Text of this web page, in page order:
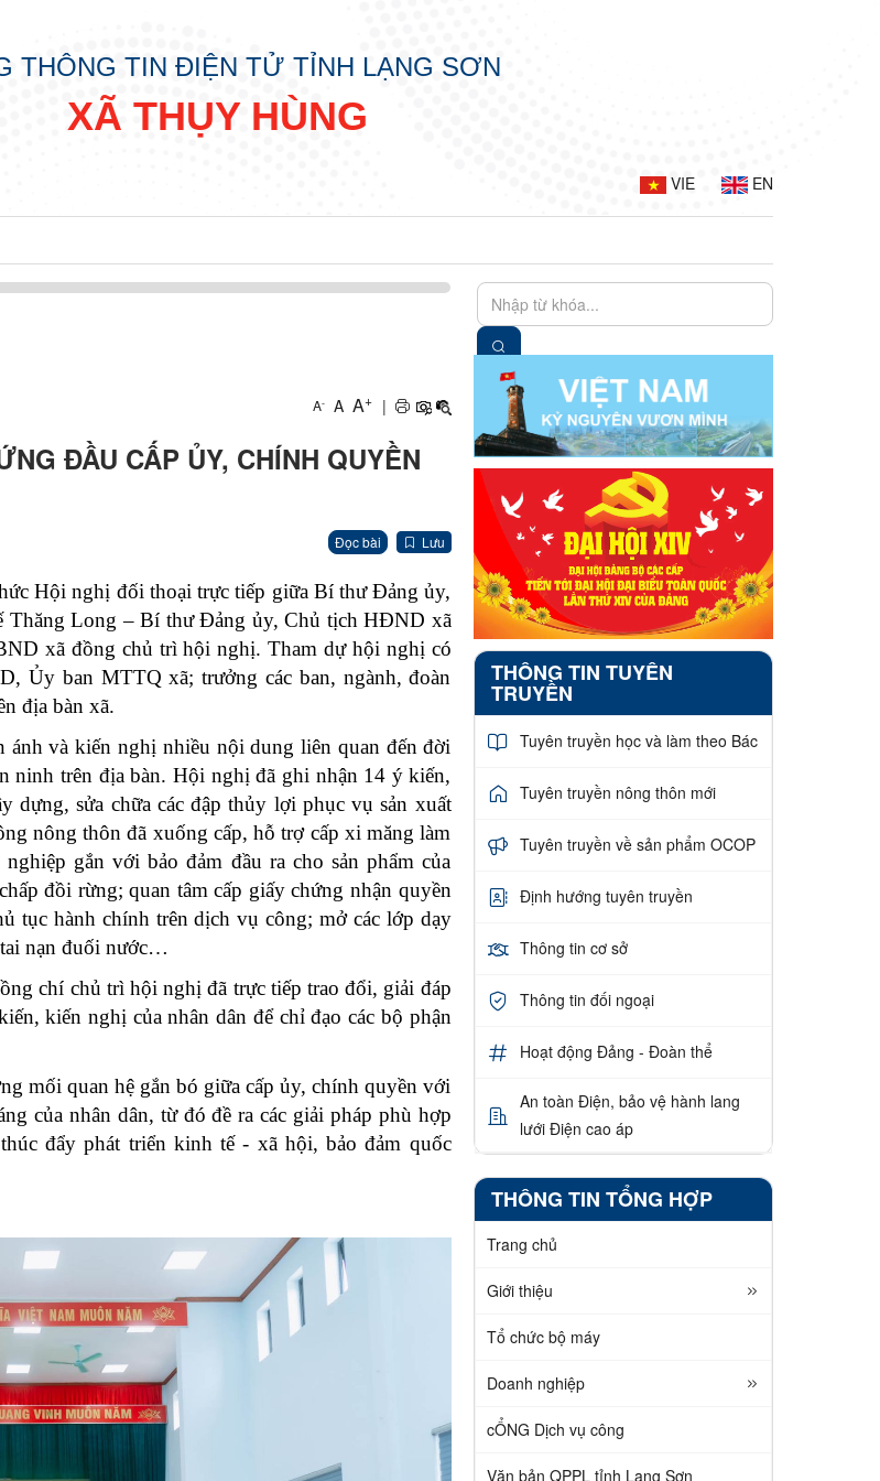
THÔNG TIN ĐIỆN TỬ TỈNH LẠNG SƠN
XÃ THỤY HÙNG
VIE EN
A- A A+ |
ĐẦU CẤP ỦY, CHÍNH QUYỀN
Đọc bài Lưu
Hội nghị đối thoại trực tiếp giữa Bí thư Đảng ủy,
Thăng Long – Bí thư Đảng ủy, Chủ tịch HĐND xã
xã đồng chủ trì hội nghị. Tham dự hội nghị có
Ủy ban MTTQ xã; trưởng các ban, ngành, đoàn
địa bàn xã.
và kiến nghị nhiều nội dung liên quan đến đời
ninh trên địa bàn. Hội nghị đã ghi nhận 14 ý kiến,
dựng, sửa chữa các đập thủy lợi phục vụ sản xuất
nông thôn đã xuống cấp, hỗ trợ cấp xi măng làm
gắn với bảo đảm đầu ra cho sản phẩm của
đồi rừng; quan tâm cấp giấy chứng nhận quyền
tục hành chính trên dịch vụ công; mở các lớp dạy
nạn đuối nước…
chí chủ trì hội nghị đã trực tiếp trao đổi, giải đáp
kiến nghị của nhân dân để chỉ đạo các bộ phận
mối quan hệ gắn bó giữa cấp ủy, chính quyền với
của nhân dân, từ đó đề ra các giải pháp phù hợp
đẩy phát triển kinh tế - xã hội, bảo đảm quốc
THÔNG TIN TUYÊN
TRUYỀN
Tuyên truyền học và làm theo Bác
Tuyên truyền nông thôn mới
Tuyên truyền về sản phẩm OCOP
Định hướng tuyên truyền
Thông tin cơ sở
Thông tin đối ngoại
Hoạt động Đảng - Đoàn thể
An toàn Điện, bảo vệ hành lang
lưới Điện cao áp
THÔNG TIN TỔNG HỢP
Trang chủ
Giới thiệu
Tổ chức bộ máy
Doanh nghiệp
cỔNG Dịch vụ công
Văn bản QPPL tỉnh Lạng Sơn